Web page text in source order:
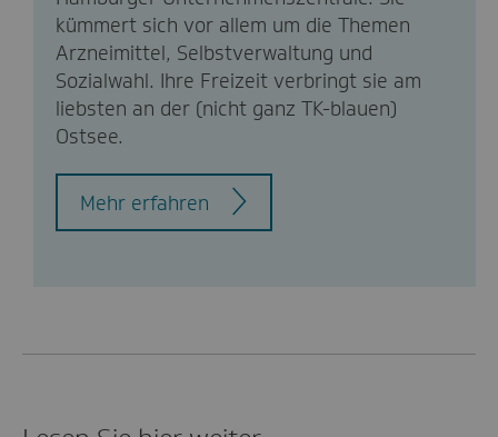
kümmert sich vor allem um die Themen
Arzneimittel, Selbstverwaltung und
Sozialwahl. Ihre Freizeit verbringt sie am
liebsten an der (nicht ganz TK-blauen)
Ostsee.
Mehr erfahren